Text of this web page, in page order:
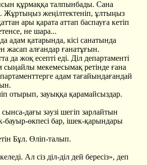
құрмаққа талпынбады. Сана
Жұртыңыз жеңілтектеніп, ұлтыңыз
ары қарата аттап баспауға кетіп
не шара...
адам қатарында, кісі санатында
жасап алғандар ғанатұғын.
да жоқ есепті еді. Діл департаменті
мекемесымақ ретінде ғана
адам тағайындағандай
отырып, зауыққа қарамайсыздар.
сынса-дағы зәузі шегіп зарлайтын
бауыр-өкпесі бар, ішек-қарындары
Бұл. Өліп-талып.
Ал сіз діл-діл дей бересіз», деп